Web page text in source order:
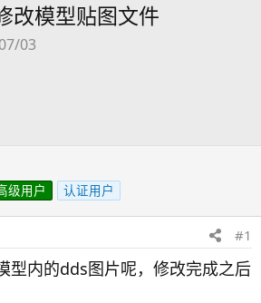
改模型贴图文件
03
级用户 认证用户
#1
型内的dds图片呢，修改完成之后